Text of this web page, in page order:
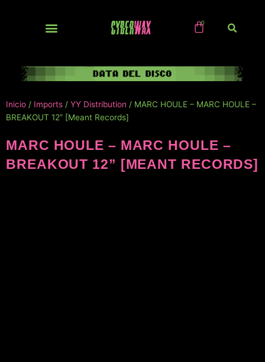
Inicio / Imports / YY Distribution / MARC HOULE – MARC HOULE –
BREAKOUT 12” [Meant Records]
MARC HOULE – MARC HOULE –
BREAKOUT 12” [MEANT RECORDS]